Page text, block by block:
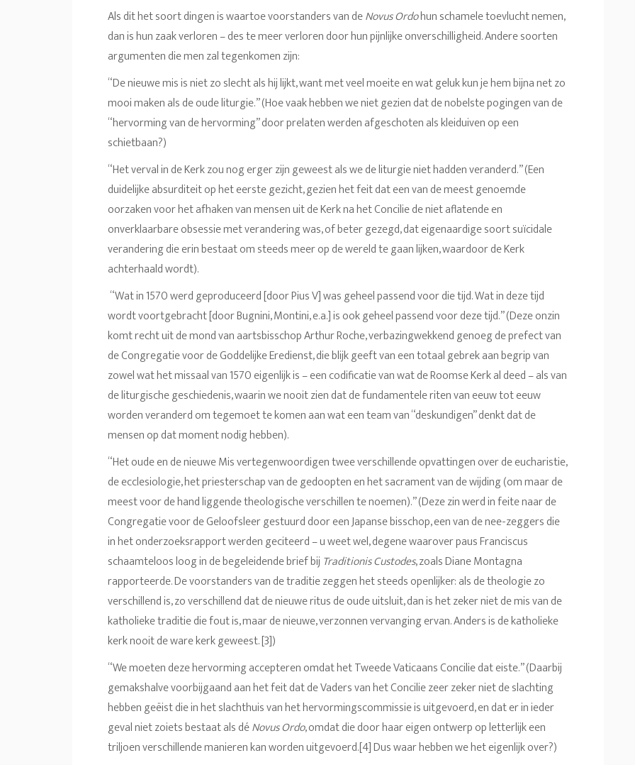
Als dit het soort dingen is waartoe voorstanders van deNovus Ordohun schamele toevlucht nemen,
dan is hun zaak verloren – des te meer verloren door hun pijnlijke onverschilligheid. Andere soorten
argumenten die men zal tegenkomen zijn:
“De nieuwe mis is niet zo slecht als hij lijkt, want met veel moeite en wat geluk kun je hem bijna net zo
mooi maken als de oude liturgie.” (Hoe vaak hebben we niet gezien dat de nobelste pogingen van de
“hervorming van de hervorming” door prelaten werden afgeschoten als kleiduiven op een
schietbaan?)
“Het verval in de Kerk zou nog erger zijn geweest als we de liturgie niet hadden veranderd.” (Een
duidelijke absurditeit op het eerste gezicht, gezien het feit dat een van de meest genoemde
oorzaken voor het afhaken van mensen uit de Kerk na het Concilie de niet aflatende en
onverklaarbare obsessie met verandering was, of beter gezegd, dat eigenaardige soort suïcidale
verandering die erin bestaat om steeds meer op de wereld te gaan lijken, waardoor de Kerk
achterhaald wordt).
“Wat in 1570 werd geproduceerd [door Pius V] was geheel passend voor die tijd. Wat in deze tijd
wordt voortgebracht [door Bugnini, Montini, e.a.] is ook geheel passend voor deze tijd.” (Deze onzin
komt recht uit de mond van aartsbisschop Arthur Roche, verbazingwekkend genoeg de prefect van
de Congregatie voor de Goddelijke Eredienst, die blijk geeft van een totaal gebrek aan begrip van
zowel wat het missaal van 1570 eigenlijk is – een codificatie van wat de Roomse Kerk al deed – als van
de liturgische geschiedenis, waarin we nooit zien dat de fundamentele riten van eeuw tot eeuw
worden veranderd om tegemoet te komen aan wat een team van “deskundigen” denkt dat de
mensen op dat moment nodig hebben).
“Het oude en de nieuwe Mis vertegenwoordigen twee verschillende opvattingen over de eucharistie,
de ecclesiologie, het priesterschap van de gedoopten en het sacrament van de wijding (om maar de
meest voor de hand liggende theologische verschillen te noemen).” (Deze zin werd in feite naar de
Congregatie voor de Geloofsleer gestuurd door een Japanse bisschop, een van de nee-zeggers die
in het onderzoeksrapport werden geciteerd – u weet wel, degene waarover paus Franciscus
schaamteloos loog in de begeleidende brief bij Traditionis Custodes, zoals Diane Montagna
rapporteerde. De voorstanders van de traditie zeggen het steeds openlijker: als de theologie zo
verschillend is, zo verschillend dat de nieuwe ritus de oude uitsluit, dan is het zeker niet de mis van de
katholieke traditie die fout is, maar de nieuwe, verzonnen vervanging ervan. Anders is de katholieke
kerk nooit de ware kerk geweest. [3])
“We moeten deze hervorming accepteren omdat het Tweede Vaticaans Concilie dat eiste.” (Daarbij
gemakshalve voorbijgaand aan het feit dat de Vaders van het Concilie zeer zeker niet de slachting
hebben geëist die in het slachthuis van het hervormingscommissie is uitgevoerd, en dat er in ieder
geval niet zoiets bestaat als déNovus Ordo, omdat die door haar eigen ontwerp op letterlijk een
triljoen verschillende manieren kan worden uitgevoerd.[4] Dus waar hebben we het eigenlijk over?)